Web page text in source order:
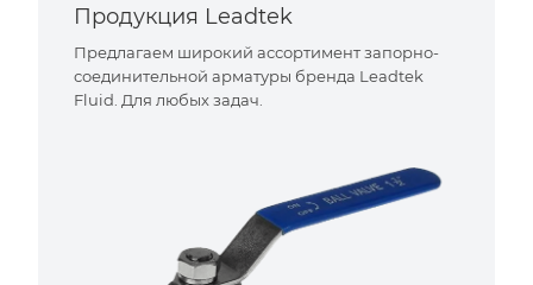
Продукция Leadtek
Предлагаем широкий ассортимент запорно-
соединительной арматуры бренда Leadtek
Fluid. Для любых задач.